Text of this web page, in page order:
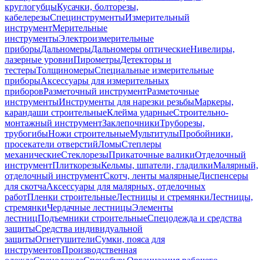
круглогубцыКусачки, болторезы,
кабелерезыСпецинструментыИзмерительный
инструментМерительные
инструментыЭлектроизмерительные
приборыДальномерыДальномеры оптическиеНивелиры,
лазерные уровниПирометрыДетекторы и
тестерыТолщиномерыСпециальные измерительные
приборыАксессуары для измерительных
приборовРазметочный инструментРазметочные
инструментыИнструменты для нарезки резьбыМаркеры,
карандаши строительныеКлейма ударныеСтроительно-
монтажный инструментЗаклепочникиТруборезы,
трубогибыНожи строительныеМультитулыПробойники,
просекатели отверстийЛомыСтеплеры
механическиеСтеклорезыПрикаточные валикиОтделочный
инструментПлиткорезыКельмы, шпатели, гладилкиМалярный,
отделочный инструментСкотч, ленты малярныеДиспенсеры
для скотчаАксессуары для малярных, отделочных
работПленки строительныеЛестницы и стремянкиЛестницы,
стремянкиЧердачные лестницыЭлементы
лестницПодъемники строительныеСпецодежда и средства
защитыСредства индивидуальной
защитыОгнетушителиСумки, пояса для
инструментовПроизводственная